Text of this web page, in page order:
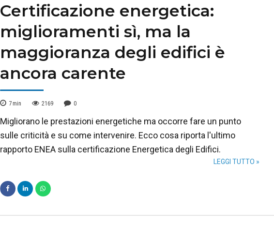
Certificazione energetica:
miglioramenti sì, ma la
maggioranza degli edifici è
ancora carente
7 min 2169 0
Migliorano le prestazioni energetiche ma occorre fare un punto
sulle criticità e su come intervenire. Ecco cosa riporta l'ultimo
rapporto ENEA sulla certificazione Energetica degli Edifici.
LEGGI TUTTO »